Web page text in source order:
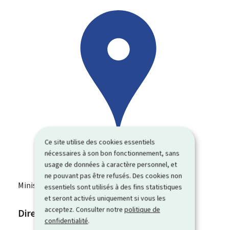
Ce site utilise des cookies essentiels
nécessaires à son bon fonctionnement, sans
usage de données à caractère personnel, et
ne pouvant pas être refusés. Des cookies non
essentiels sont utilisés à des fins statistiques
et seront activés uniquement si vous les
acceptez. Consulter notrepolitique de
confidentialité.
Ministère de la Santé et de la Sécurité sociale
Direction de la santé